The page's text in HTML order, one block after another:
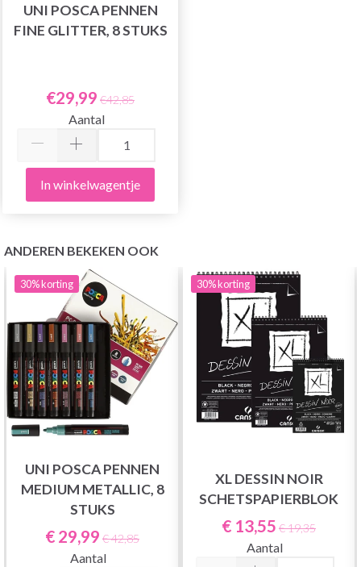
UNI POSCA PENNEN
FINE GLITTER, 8 STUKS
€29,99 €42,85
Aantal
In winkelwagentje
ANDEREN BEKEKEN OOK
30%korting
UNI POSCA PENNEN
MEDIUM METALLIC, 8
STUKS
€ 29,99 € 42,85
Aantal
30%korting
XL DESSIN NOIR
SCHETSPAPIERBLOK
€ 13,55 € 19,35
Aantal